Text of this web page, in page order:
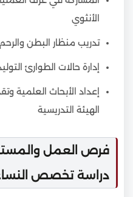
الأنثوي
تدريب منظار البطن والرحم
إدارة حالات الطوارئ
إعداد الأبحاث العلمية
الهيئة التدريسية
فرص العمل
دراسة تخصص النساء